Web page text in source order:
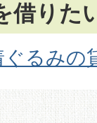
借りた
るみの